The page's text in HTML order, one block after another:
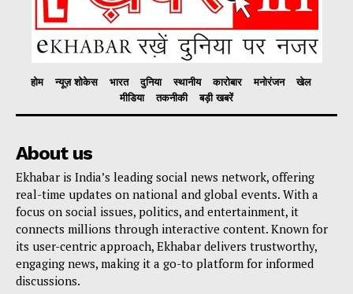
होम न्यूज़ शोकेस भारत दुनिया स्थानीय कारोबार मनोरंजन
खेल
मीडिया
तकनीकी बड़ी खबरें
About us
Ekhabar is India’s leading social news network, offering
real-time updates on national and global events. With a
focus on social issues, politics, and entertainment, it
connects millions through interactive content. Known for
its user-centric approach, Ekhabar delivers trustworthy,
engaging news, making it a go-to platform for informed
discussions.